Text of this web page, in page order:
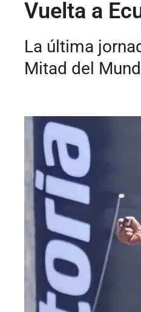
Vuelta a
La última
Mitad del